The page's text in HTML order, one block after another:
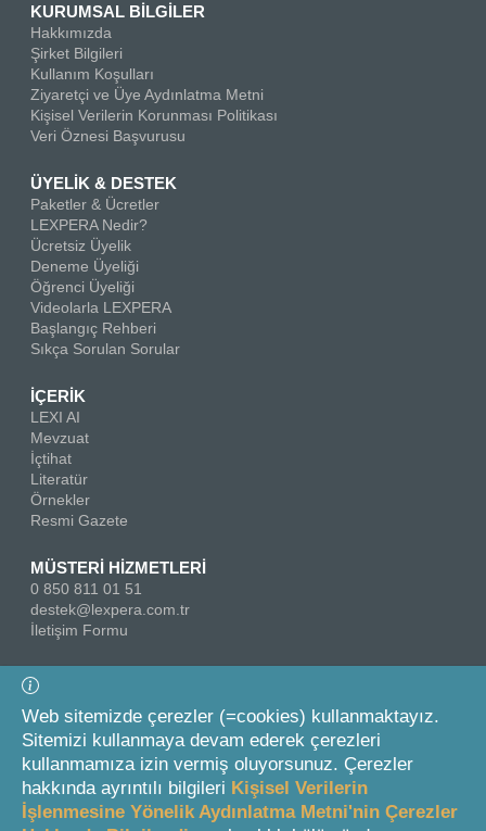
KURUMSAL BİLGİLER
Hakkımızda
Şirket Bilgileri
Kullanım Koşulları
Ziyaretçi ve Üye Aydınlatma Metni
Kişisel Verilerin Korunması Politikası
Veri Öznesi Başvurusu
ÜYELİK & DESTEK
Paketler & Ücretler
LEXPERA Nedir?
Ücretsiz Üyelik
Deneme Üyeliği
Öğrenci Üyeliği
Videolarla LEXPERA
Başlangıç Rehberi
Sıkça Sorulan Sorular
İÇERİK
LEXI AI
Mevzuat
İçtihat
Literatür
Örnekler
Resmi Gazete
MÜSTERİ HİZMETLERİ
0 850 811 01 51
destek@lexpera.com.tr
İletişim Formu
Bizi Takip Edin
Web sitemizde çerezler (=cookies) kullanmaktayız.
Sitemizi kullanmaya devam ederek çerezleri
kullanmamıza izin vermiş oluyorsunuz. Çerezler
hakkında ayrıntılı bilgileri Kişisel Verilerin
İşlenmesine Yönelik Aydınlatma Metni'nin Çerezler